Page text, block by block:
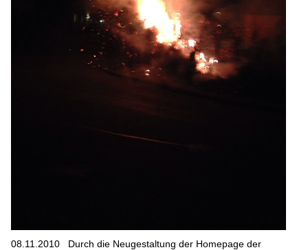
08.11.2010 Durch die Neugestaltung der Homepage der